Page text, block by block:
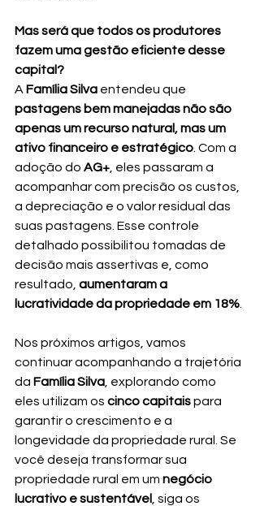
Mas será que todos os produtores
fazem uma gestão eficiente desse
capital?
A Família Silva entendeu que
pastagens bem manejadas não são
apenas um recurso natural, mas um
ativo financeiro e estratégico . Com a
adoção do AG+ , eles passaram a
acompanhar com precisão os custos,
a depreciação e o valor residual das
suas pastagens. Esse controle
detalhado possibilitou tomadas de
decisão mais assertivas e, como
resultado, aumentaram a
lucratividade da propriedade em 18%
Nos próximos artigos, vamos
continuar acompanhando a trajetória
da Família Silva , explorando como
eles utilizam os cinco capitais para
garantir o crescimento e a
longevidade da propriedade rural. Se
você deseja transformar sua
propriedade rural em um negócio
lucrativo e sustentável
, siga os